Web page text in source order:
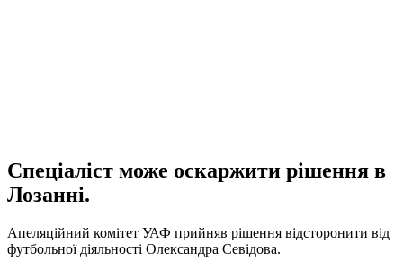
Спеціаліст може оскаржити рішення в
Лозанні.
Апеляційний комітет УАФ прийняв рішення відсторонити від
футбольної діяльності Олександра Севідова.